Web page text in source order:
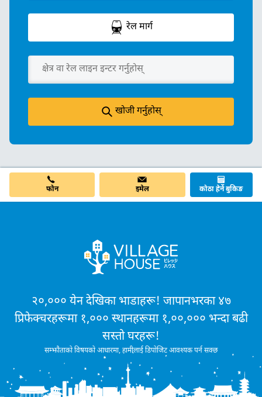
रेल मार्ग
खोजी गर्नुहोस्
फोन इमेल कोठा हेर्ने बुकिङ
२०,००० येन देखिका भाडाहरू! जापानभरका ४७
प्रिफेक्चरहरूमा १,००० स्थानहरूमा १,००,००० भन्दा बढी
सस्तो घरहरू!
सम्झौताको विषयको आधारमा, हामीलाई डिपोजिट आवश्यक पर्न सक्छ